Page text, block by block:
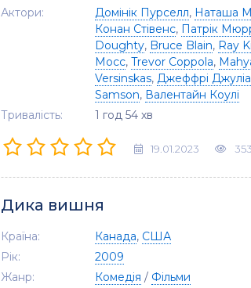
Актори:
Домінік Пурселл, Наташа
Конан Стівенс, Патрік
Doughty, Bruce Blain, Ray
Мосс, Trevor Coppola,
Versinskas, Джеффрі
Samson, Валентайн Коулі
Тривалість:
1 год 54 хв
19.01.2023 353
Дика вишня
Країна: Канада, США
Рік:
2009
Жанр:
Комедія / Фільми